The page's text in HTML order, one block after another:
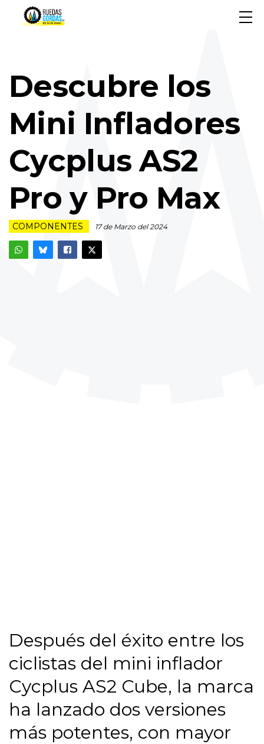
Descubre los
Mini Infladores
Cycplus AS2
Pro y Pro Max
COMPONENTES 17 de Marzo del 2024
Después del éxito entre los
ciclistas del mini inflador
Cycplus AS2 Cube, la marca
ha lanzado dos versiones
más potentes, con mayor